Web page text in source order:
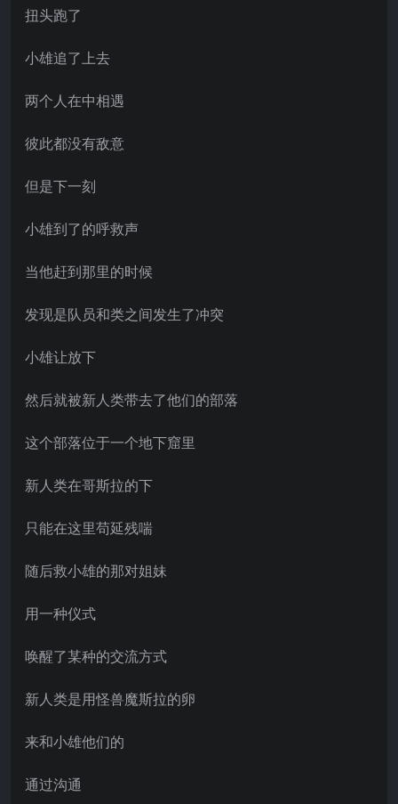
扭头跑了
小雄追了上去
两个人在中相遇
彼此都没有敌意
但是下一刻
小雄到了的呼救声
当他赶到那里的时候
发现是队员和类之间发生了冲突
小雄让放下
然后就被新人类带去了他们的部落
这个部落位于一个地下窟里
新人类在哥斯拉的下
只能在这里苟延残喘
随后救小雄的那对姐妹
用一种仪式
唤醒了某种的交流方式
新人类是用怪兽魔斯拉的卵
来和小雄他们的
通过沟通